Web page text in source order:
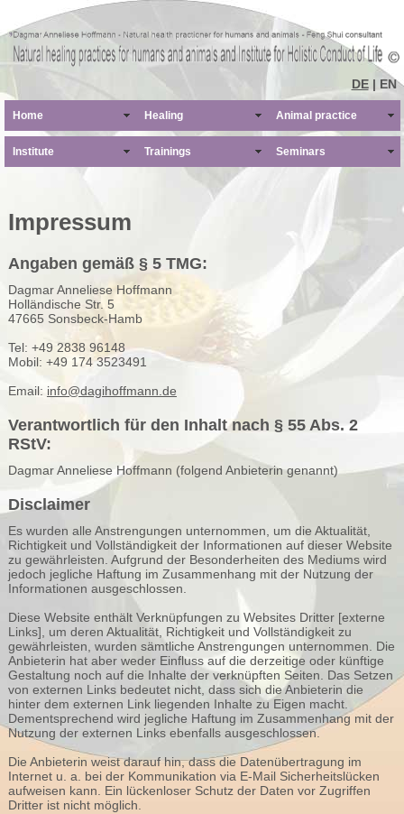
DE| EN
Home Healing Animal practice
Institute Trainings Seminars
Impressum
Angaben gemäß § 5 TMG:
Dagmar Anneliese Hoffmann
Holländische Str. 5
47665 Sonsbeck-Hamb
Tel: +49 2838 96148
Mobil: +49 174 3523491
Email: info@dagihoffmann.de
Verantwortlich für den Inhalt nach § 55 Abs. 2
RStV:
Dagmar Anneliese Hoffmann (folgend Anbieterin genannt)
Disclaimer
Es wurden alle Anstrengungen unternommen, um die Aktualität,
Richtigkeit und Vollständigkeit der Informationen auf dieser Website
zu gewährleisten. Aufgrund der Besonderheiten des Mediums wird
jedoch jegliche Haftung im Zusammenhang mit der Nutzung der
Informationen ausgeschlossen.
Diese Website enthält Verknüpfungen zu Websites Dritter [externe
Links], um deren Aktualität, Richtigkeit und Vollständigkeit zu
gewährleisten, wurden sämtliche Anstrengungen unternommen. Die
Anbieterin hat aber weder Einfluss auf die derzeitige oder künftige
Gestaltung noch auf die Inhalte der verknüpften Seiten. Das Setzen
von externen Links bedeutet nicht, dass sich die Anbieterin die
hinter dem externen Link liegenden Inhalte zu Eigen macht.
Dementsprechend wird jegliche Haftung im Zusammenhang mit der
Nutzung der externen Links ebenfalls ausgeschlossen.
Die Anbieterin weist darauf hin, dass die Datenübertragung im
Internet u. a. bei der Kommunikation via E-Mail Sicherheitslücken
aufweisen kann. Ein lückenloser Schutz der Daten vor Zugriffen
Dritter ist nicht möglich.